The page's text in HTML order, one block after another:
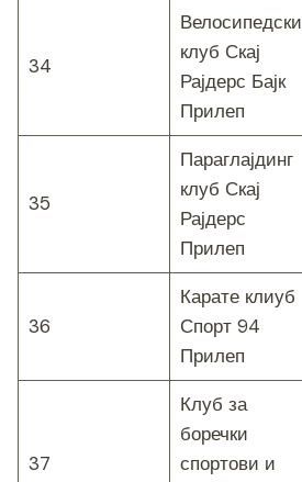
34
Велосипедски
клуб Скај
Рајдерс Бајк
Прилеп
35
Параглајдинг
клуб Скај
Рајдерс
Прилеп
36
Карате клиуб
Спорт 94
Прилеп
37
Клуб за
боречки
спортови и